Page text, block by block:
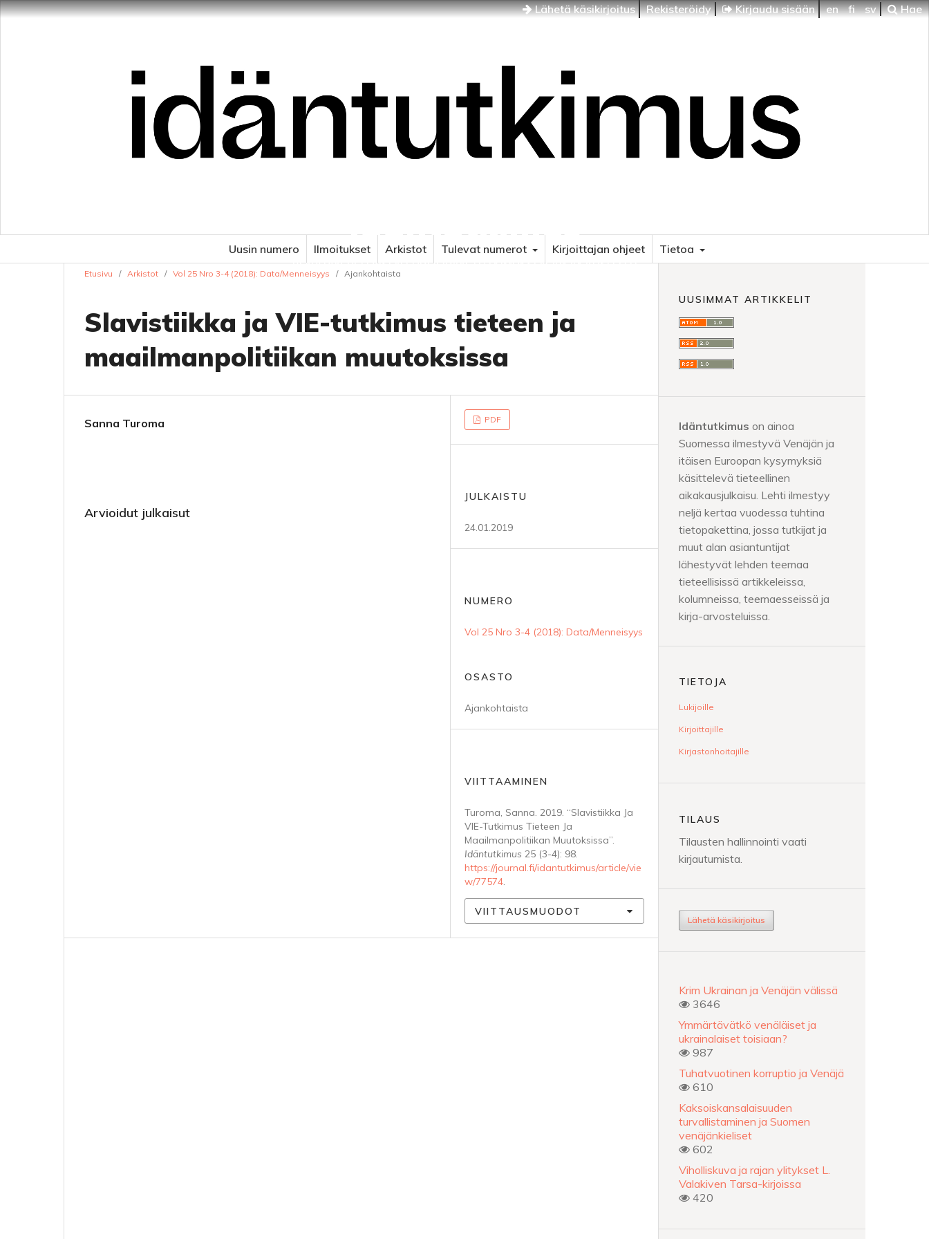
Lähetä käsikirjoitus Rekisteröidy Kirjaudu sisään en fi sv Hae
Idäntutkimus
VENÄJÄN JA ITÄISEN EUROOPAN TUTKIMUKSEN AIKAKAUSLEHTI
Uusin numero Ilmoitukset Arkistot Tulevat numerot Kirjoittajan ohjeet Tietoa
Etusivu / Arkistot / Vol 25 Nro 3-4 (2018): Data/Menneisyys / Ajankohtaista
Slavistiikka ja VIE-tutkimus tieteen ja
maailmanpolitiikan muutoksissa
Sanna Turoma
Arvioidut julkaisut
PDF
JULKAISTU
24.01.2019
NUMERO
Vol 25 Nro 3-4 (2018): Data/Menneisyys
OSASTO
Ajankohtaista
VIITTAAMINEN
Turoma, Sanna. 2019. “Slavistiikka Ja
VIE-Tutkimus Tieteen Ja
Maailmanpolitiikan Muutoksissa”.
Idäntutkimus 25 (3-4): 98.
https://journal.fi/idantutkimus/article/vie
w/77574.
VIITTAUSMUODOT
UUSIMMAT ARTIKKELIT
Idäntutkimus on ainoa
Suomessa ilmestyvä Venäjän ja
itäisen Euroopan kysymyksiä
käsittelevä tieteellinen
aikakausjulkaisu. Lehti ilmestyy
neljä kertaa vuodessa tuhtina
tietopakettina, jossa tutkijat ja
muut alan asiantuntijat
lähestyvät lehden teemaa
tieteellisissä artikkeleissa,
kolumneissa, teemaesseissä ja
kirja-arvosteluissa.
TIETOJA
Lukijoille
Kirjoittajille
Kirjastonhoitajille
TILAUS
Tilausten hallinnointi vaati
kirjautumista.
Lähetä käsikirjoitus
Krim Ukrainan ja Venäjän välissä
3646
Ymmärtävätkö venäläiset ja
ukrainalaiset toisiaan?
987
Tuhatvuotinen korruptio ja Venäjä
610
Kaksoiskansalaisuuden
turvallistaminen ja Suomen
venäjänkieliset
602
Viholliskuva ja rajan ylitykset L.
Valakiven Tarsa-kirjoissa
420